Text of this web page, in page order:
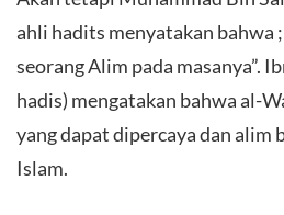
ahli hadits menyatakan bahwa
seorang Alim pada masanya”.
hadis) mengatakan bahwa al-
yang dapat dipercaya dan alim
Islam.